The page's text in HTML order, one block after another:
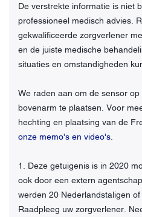
De verstrekte informatie is niet
professioneel medisch advies.
gekwalificeerde zorgverlener
en de juiste medische
situaties en omstandigheden
We raden aan om de sensor
bovenarm te plaatsen. Voor
hechting en plaatsing van de
onze memo's en video's.
1. Deze getuigenis is in 2020
ook door een extern
werden 20 Nederlandstaligen
Raadpleeg uw zorgverlener.